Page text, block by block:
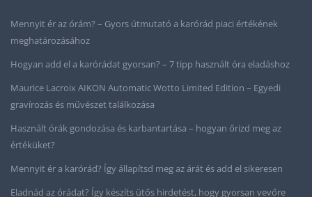
Mennyit ér az órám? – Gyors útmutató a karórád piaci értékének
meghatározásához
Hogyan add el a karórádat gyorsan? – 7 tipp használt óra eladáshoz
Maurice Lacroix AIKON Automatic Wotto Limited Edition – Egyedi
gravírozás és művészet találkozása
Használt órák gondozása és karbantartása – hogyan őrizd meg az
értéküket?
Mennyit ér a karórád? Így állapítsd meg az árát és add el sikeresen
Eladnád az órádat? Így készíts ütős hirdetést, hogy gyorsan vevőre